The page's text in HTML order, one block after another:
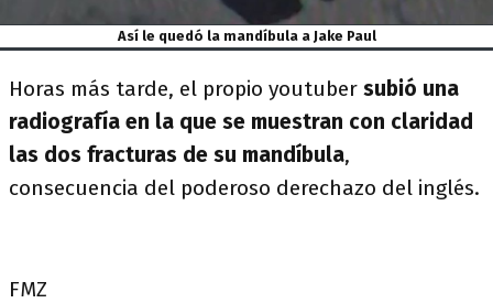
Así le quedó la mandíbula a Jake Paul
Horas más tarde, el propio youtuber subió una
radiografía en la que se muestran con claridad
las dos fracturas de su mandíbula,
consecuencia del poderoso derechazo del inglés.
FMZ